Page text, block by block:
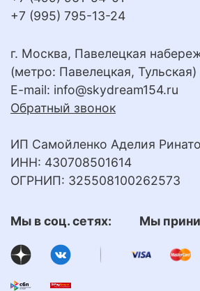
+7 (995) 795-13-24
г. Москва, Павелецкая
(метро: Павелецкая, Тульская)
E-mail: info@skydream154.ru
Обратный звонок
ИП Самойленко Аделия
ИНН: 430708501614
ОГРНИП: 325508100262573
Мы в соц. сетях: Мы